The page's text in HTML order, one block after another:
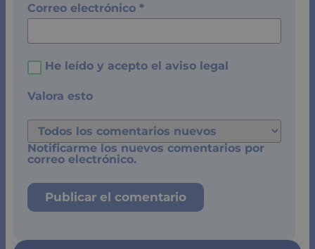
Correo electrónico *
He leído y acepto el aviso legal
Valora esto
Notificarme los nuevos comentarios por
correo electrónico.